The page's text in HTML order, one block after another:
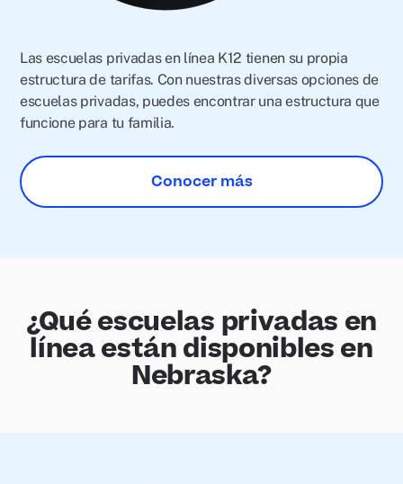
Las escuelas privadas en línea K12 tienen su propia
estructura de tarifas. Con nuestras diversas opciones de
escuelas privadas, puedes encontrar una estructura que
funcione para tu familia.
Conocer más
¿Qué escuelas privadas en
línea están disponibles en
Nebraska?